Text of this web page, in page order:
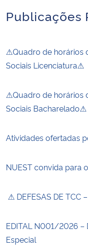
Publicações
⚠Quadro de horários
Sociais Licenciatura⚠
⚠Quadro de horários
Sociais Bacharelado⚠
Atividades ofertadas
NUEST convida para
⚠ DEFESAS DE TCC
EDITAL N001/2026 –
Especial